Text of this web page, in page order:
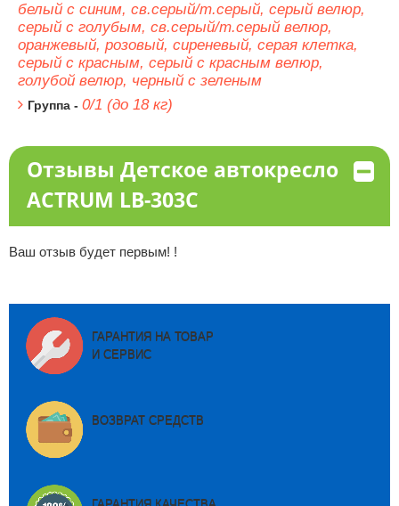
белый с синим, св.серый/т.серый, серый велюр,
серый с голубым, св.серый/т.серый велюр,
оранжевый, розовый, сиреневый, серая клетка,
серый с красным, серый с красным велюр,
голубой велюр, черный с зеленым
Группа - 0/1 (до 18 кг)
Отзывы Детское автокресло
ACTRUM LB-303C
Ваш отзыв будет первым! !
ГАРАНТИЯ НА ТОВАР
И СЕРВИС
ВОЗВРАТ СРЕДСТВ